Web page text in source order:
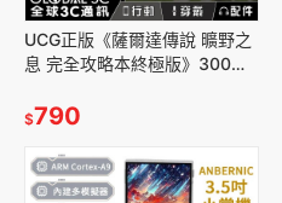
UCG正版《薩爾達傳說 曠野之
息 完全攻略本終極版》300頁
+DLC攻略 荒野
$790